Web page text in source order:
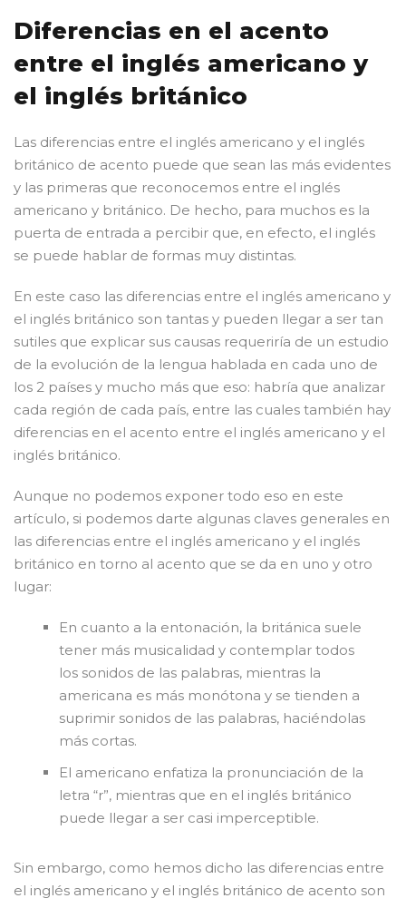
Diferencias en el acento
entre el inglés americano y
el inglés británico
Las diferencias entre el inglés americano y el inglés
británico de acento puede que sean las más evidentes
y las primeras que reconocemos entre el inglés
americano y británico. De hecho, para muchos es la
puerta de entrada a percibir que, en efecto, el inglés
se puede hablar de formas muy distintas.
En este caso las diferencias entre el inglés americano y
el inglés británico son tantas y pueden llegar a ser tan
sutiles que explicar sus causas requeriría de un estudio
de la evolución de la lengua hablada en cada uno de
los 2 países y mucho más que eso: habría que analizar
cada región de cada país, entre las cuales también hay
diferencias en el acento entre el inglés americano y el
inglés británico.
Aunque no podemos exponer todo eso en este
artículo, si podemos darte algunas claves generales en
las diferencias entre el inglés americano y el inglés
británico en torno al acento que se da en uno y otro
lugar:
En cuanto a la entonación, la británica suele
tener más musicalidad y contemplar todos
los sonidos de las palabras, mientras la
americana es más monótona y se tienden a
suprimir sonidos de las palabras, haciéndolas
más cortas.
El americano enfatiza la pronunciación de la
letra “r”, mientras que en el inglés británico
puede llegar a ser casi imperceptible.
Sin embargo, como hemos dicho las diferencias entre
el inglés americano y el inglés británico de acento son